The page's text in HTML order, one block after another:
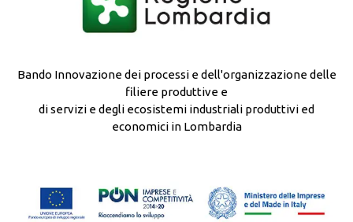
Bando Innovazione dei processi e dell'organizzazione delle
filiere produttive e
di servizi e degli ecosistemi industriali produttivi ed
economici in Lombardia